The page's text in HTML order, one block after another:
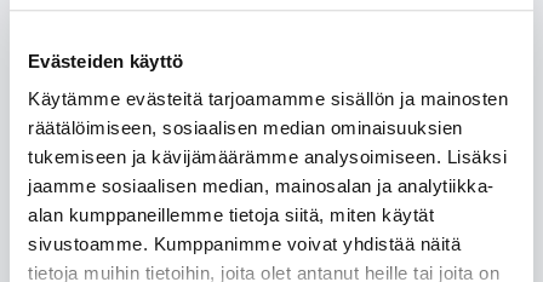
Evästeiden käyttö
Käytämme evästeitä tarjoamamme sisällön ja mainosten
räätälöimiseen, sosiaalisen median ominaisuuksien
tukemiseen ja kävijämäärämme analysoimiseen. Lisäksi
jaamme sosiaalisen median, mainosalan ja analytiikka-
alan kumppaneillemme tietoja siitä, miten käytät
sivustoamme. Kumppanimme voivat yhdistää näitä
tietoja muihin tietoihin, joita olet antanut heille tai joita on
Valkeakosken kaupunginteatteri |
Eläkeläislippu
Valkeakosken teatteri on toiminut eri muodoissa
valmistumisestaan 1909 lähtien. Teatterissa on kaksi
näyttämöä, 228 paikkainen päänäyttämö sekä 50-60
paikkainen pienempi näyttämö.